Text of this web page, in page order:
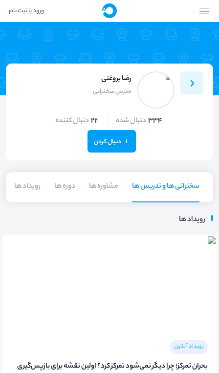
ورود یا ثبت نام
رضا بروغنی
مدرس سخنرانی
334 دنبال شده 22 دنبال کننده
دنبال کردن
سخنرانی ها و تدریس ها مشاوره ها دوره ها رویداد ها
رویداد ها
رویداد آنلاین
بحران تمرکز؛ چرا دیگر نمی‌شود تمرکز کرد؟ اولین نقشه برای بازپس‌گیری